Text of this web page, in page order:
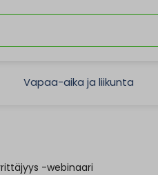
Vapaa-aika ja liikunta
-webinaari